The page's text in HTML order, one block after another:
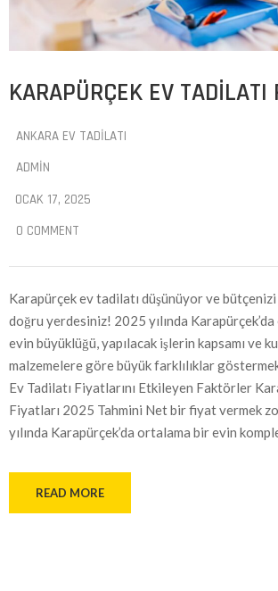
KARAPÜRÇEK EV
ANKARA EV TADILATI
ADMIN
OCAK 17, 2025
0 COMMENT
Karapürçek ev tadilatı düşünüyor ve
doğru yerdesiniz! 2025 yılında
evin büyüklüğü, yapılacak işlerin kapsamı ve
malzemelere göre büyük farklılıklar
Ev Tadilatı Fiyatlarını Etkileyen Faktörler
Fiyatları 2025 Tahmini Net bir fiyat vermek
yılında Karapürçek’da ortalama bir evin
READ MORE